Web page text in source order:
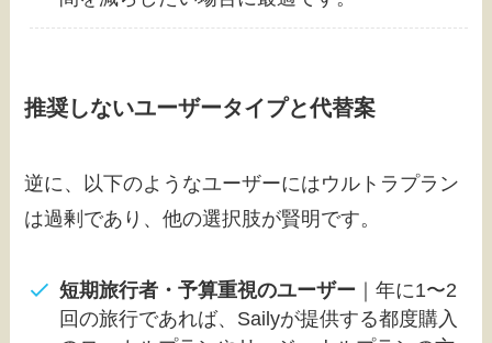
推奨しないユーザータイプと代替案
逆に、以下のようなユーザーにはウルトラプラン
は過剰であり、他の選択肢が賢明です。
短期旅行者・予算重視のユーザー ｜年に1〜2
回の旅行であれば、Sailyが提供する都度購入